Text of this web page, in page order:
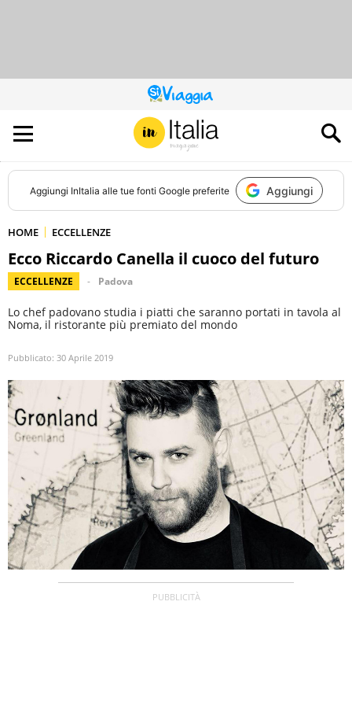
QUESTO
SITO
CONTRIBUISCE
ALL’AUDIENCE
DI
Aggiungi InItalia alle tue fonti Google preferite Aggiungi
HOME ECCELLENZE
Ecco Riccardo Canella il cuoco del futuro
ECCELLENZE Padova
Lo chef padovano studia i piatti che saranno portati in tavola al
Noma, il ristorante più premiato del mondo
Pubblicato: 30 Aprile 2019